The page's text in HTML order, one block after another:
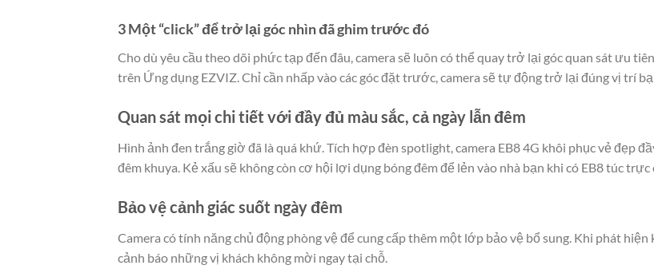
3 Một “click” để trở lại góc nhìn đã ghim trước đó
Cho dù yêu cầu theo dõi phức tạp đến đâu, camera sẽ luôn có thể quay trở lại góc quan sát ưu
trên Ứng dụng EZVIZ. Chỉ cần nhấp vào các góc đặt trước, camera sẽ tự động trở lại đúng vị trí
Quan sát mọi chi tiết với đầy đủ màu sắc, cả ngày lẫn đêm
Hình ảnh đen trắng giờ đã là quá khứ. Tích hợp đèn spotlight, camera EB8 4G khôi phục vẻ đẹp
đêm khuya. Kẻ xấu sẽ không còn cơ hội lợi dụng bóng đêm để lẻn vào nhà bạn khi có EB8 túc trực
Bảo vệ cảnh giác suốt ngày đêm
Camera có tính năng chủ động phòng vệ để cung cấp thêm một lớp bảo vệ bổ sung. Khi phát
cảnh báo những vị khách không mời ngay tại chỗ.